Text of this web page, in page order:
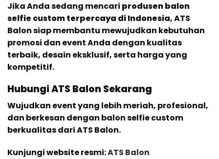
Jika Anda sedang mencari produsen balon
selfie custom terpercaya di Indonesia, ATS
Balon siap membantu mewujudkan kebutuhan
promosi dan event Anda dengan kualitas
terbaik, desain eksklusif, serta harga yang
kompetitif.
Hubungi ATS Balon Sekarang
Wujudkan event yang lebih meriah, profesional,
dan berkesan dengan balon selfie custom
berkualitas dari ATS Balon.
Kunjungi website resmi:ATS Balon